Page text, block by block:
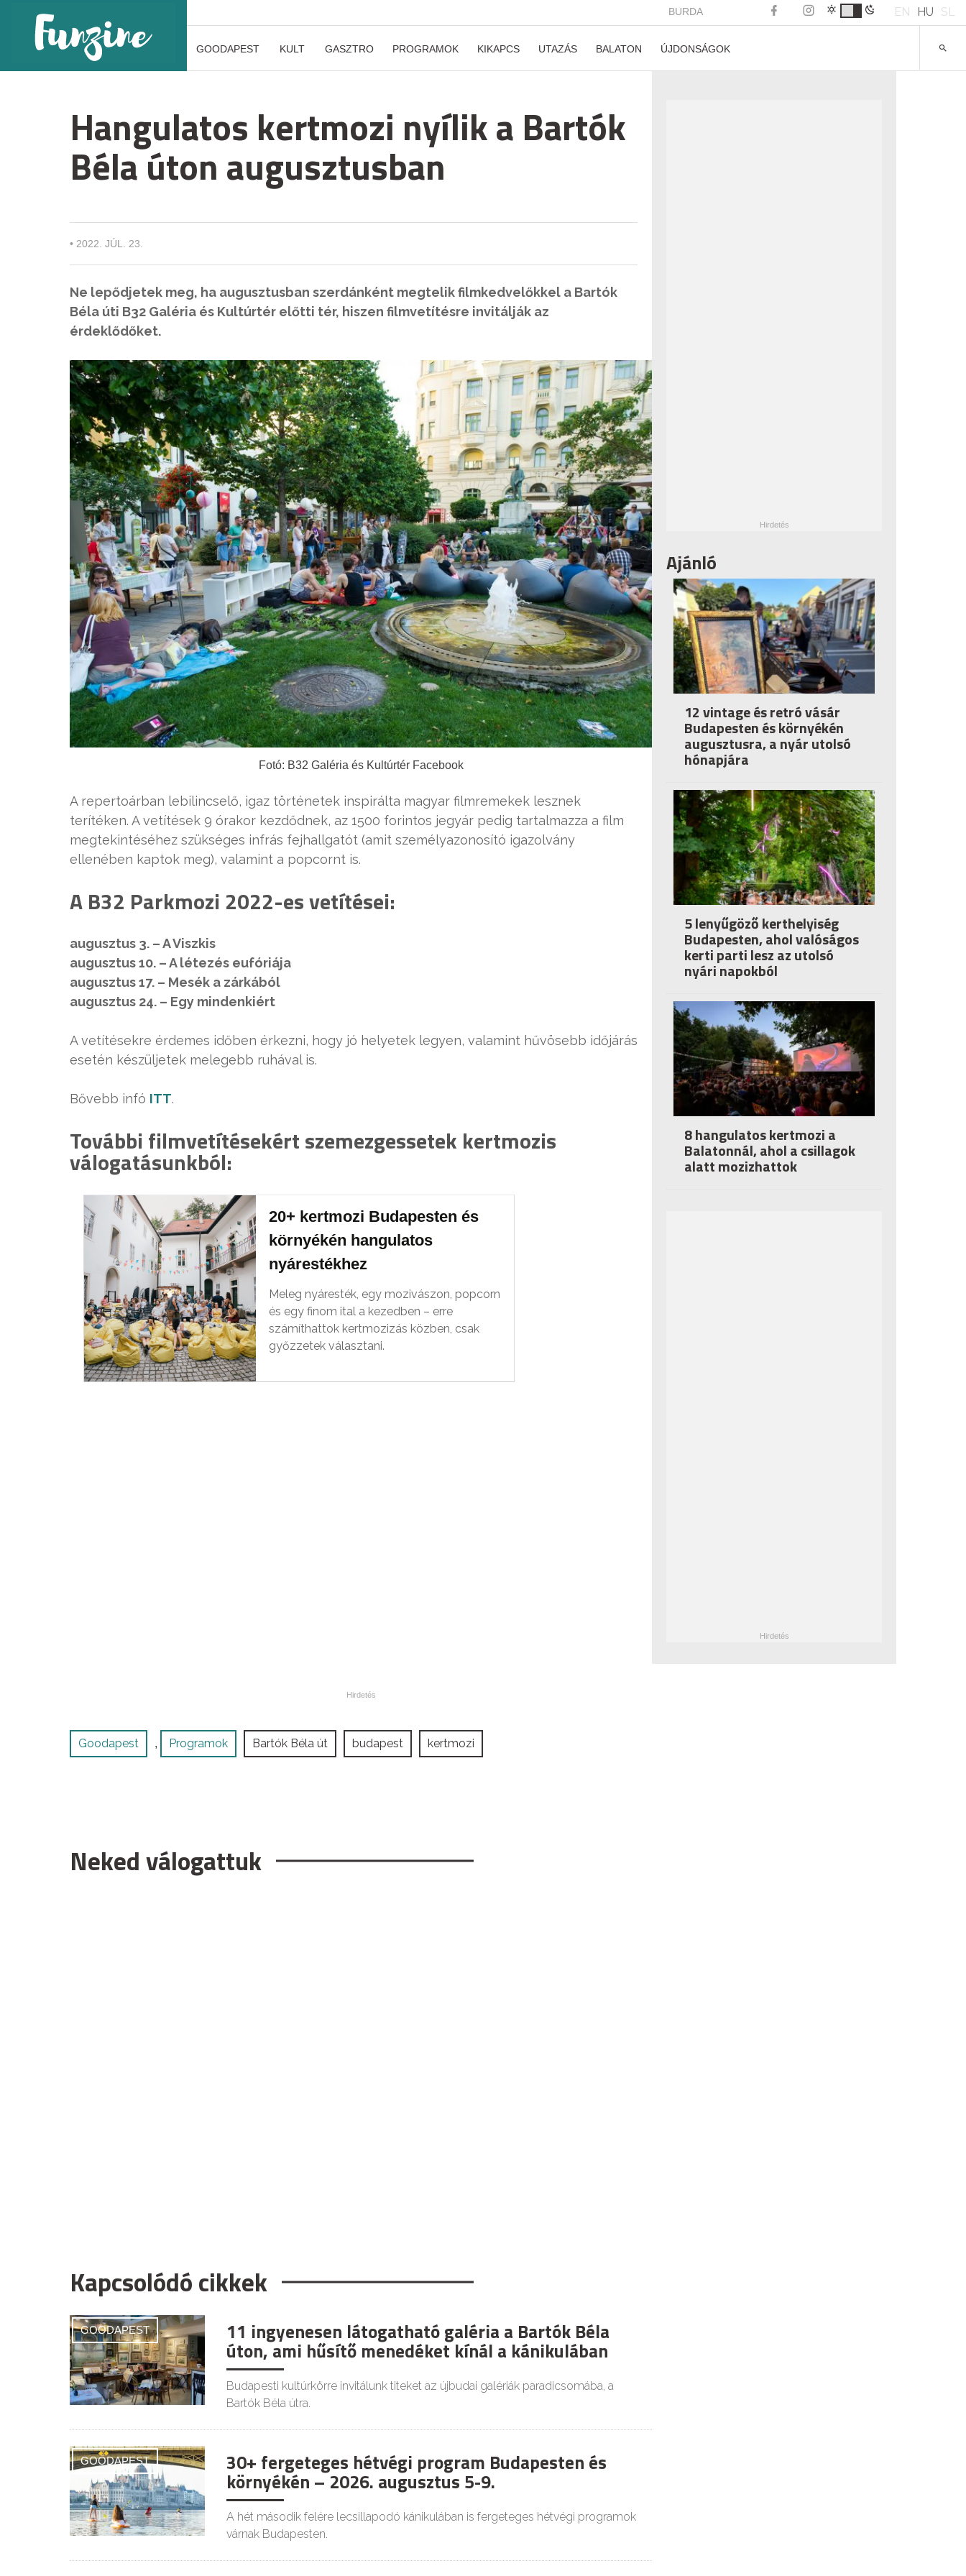
BURDA EN HU SL
GOODAPEST KULT GASZTRO PROGRAMOK KIKAPCS UTAZÁS BALATON ÚJDONSÁGOK
Hangulatos kertmozi nyílik a Bartók
Béla úton augusztusban
• 2022. JÚL. 23.
Ne lepődjetek meg, ha augusztusban szerdánként megtelik filmkedvelőkkel a Bartók
Béla úti B32 Galéria és Kultúrtér előtti tér, hiszen filmvetítésre invitálják az
érdeklődőket.
Fotó: B32 Galéria és Kultúrtér Facebook
A repertoárban lebilincselő, igaz történetek inspirálta magyar filmremekek lesznek
terítéken. A vetítések 9 órakor kezdődnek, az 1500 forintos jegyár pedig tartalmazza a film
megtekintéséhez szükséges infrás fejhallgatót (amit személyazonosító igazolvány
ellenében kaptok meg), valamint a popcornt is.
A B32 Parkmozi 2022-es vetítései:
augusztus 3. – A Viszkis
augusztus 10. – A létezés eufóriája
augusztus 17. – Mesék a zárkából
augusztus 24. – Egy mindenkiért
A vetítésekre érdemes időben érkezni, hogy jó helyetek legyen, valamint hűvösebb időjárás
esetén készüljetek melegebb ruhával is.
Bővebb infó ITT.
További filmvetítésekért szemezgessetek kertmozis
válogatásunkból:
20+ kertmozi Budapesten és
környékén hangulatos
nyárestékhez
Meleg nyáresték, egy mozivászon, popcorn
és egy finom ital a kezedben – erre
számíthattok kertmozizás közben, csak
győzzetek választani.
Goodapest , Programok Bartók Béla út budapest kertmozi
Neked válogattuk
Kapcsolódó cikkek
GOODAPEST 11 ingyenesen látogatható galéria a Bartók Béla
úton, ami hűsítő menedéket kínál a kánikulában
Budapesti kultúrkörre invitálunk titeket az újbudai galériák paradicsomába, a
Bartók Béla útra.
GOODAPEST 30+ fergeteges hétvégi program Budapesten és
környékén – 2026. augusztus 5-9.
A hét második felére lecsillapodó kánikulában is fergeteges hétvégi programok
várnak Budapesten.
Ajánló
12 vintage és retró vásár
Budapesten és környékén
augusztusra, a nyár utolsó
hónapjára
5 lenyűgöző kerthelyiség
Budapesten, ahol valóságos
kerti parti lesz az utolsó
nyári napokból
8 hangulatos kertmozi a
Balatonnál, ahol a csillagok
alatt mozizhattok